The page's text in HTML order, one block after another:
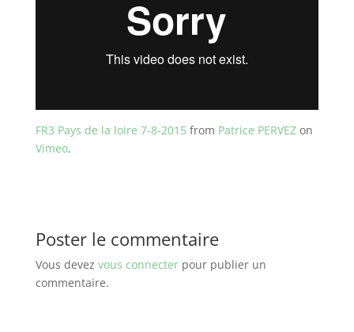
FR3 Pays de la loire 7-8-2015 from Patrice PERVEZon
Vimeo.
Poster le commentaire
Vous devez vous connecterpour publier un
commentaire.